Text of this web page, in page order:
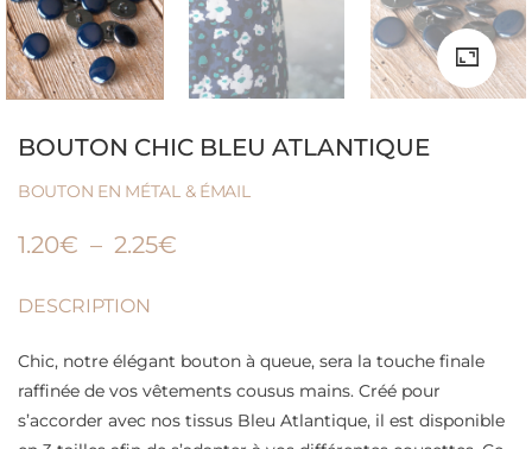
BOUTON CHIC BLEU ATLANTIQUE
BOUTON EN MÉTAL & ÉMAIL
1.20€ – 2.25€
DESCRIPTION
Chic, notre élégant bouton à queue, sera la touche finale
raffinée de vos vêtements cousus mains. Créé pour
s’accorder avec nos tissus Bleu Atlantique, il est disponible